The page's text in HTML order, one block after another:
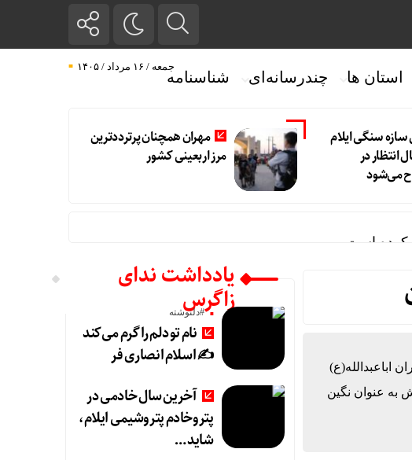
استان ها چندرسانه‌ای شناسنامه
جمعه / ۱۶ مرداد / ۱۴۰۵
سازه سنگی ایلام
۲۰ سال انتظار در
می‌شود
مهران همچنان پرترددترین
مرز اربعینی کشور
کرده است
اباعبدالله(ع)
به عنوان نگین
یادداشت ندای
زاگرس
#دلنوشته
نام تو دلم را گرم می‌کند
✍️ اسلام انصاری فر
آخرین سال خادمی در
پتروخادم پتروشیمی ایلام،
شاید …